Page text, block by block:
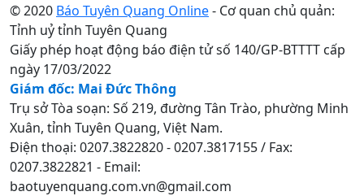
© 2020 Báo Tuyên Quang Online- Cơ quan chủ quản:
Tỉnh uỷ tỉnh Tuyên Quang
Giấy phép hoạt động báo điện tử số 140/GP-BTTTT cấp
ngày 17/03/2022
Giám đốc: Mai Đức Thông
Trụ sở Tòa soạn: Số 219, đường Tân Trào, phường Minh
Xuân, tỉnh Tuyên Quang, Việt Nam.
Điện thoại: 0207.3822820 - 0207.3817155 / Fax:
0207.3822821 - Email:
baotuyenquang.com.vn@gmail.com